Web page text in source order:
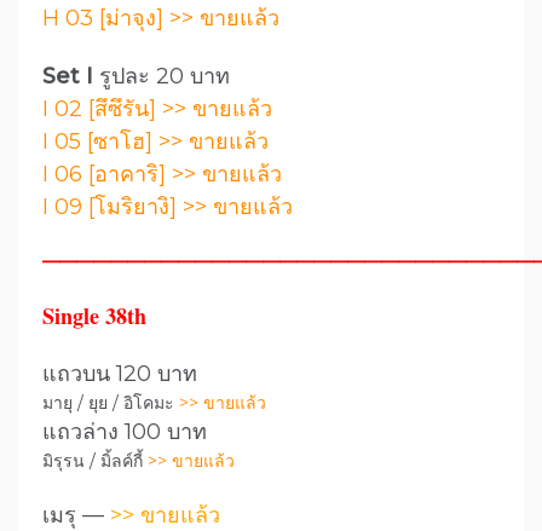
H 03 [ม่าจุง] >> ขายแล้ว
Set I รูปละ 20 บาท
I 02 [สึซึรัน] >> ขายแล้ว
I 05 [ซาโฮ] >> ขายแล้ว
I 06 [อาคาริ] >> ขายแล้ว
I 09 [โมริยางิ] >> ขายแล้ว
Single 38th
แถวบน 120 บาท
มายุ / ยุย / อิโคมะ >> ขายแล้ว
แถวล่าง 100 บาท
มิรุรน / มิ้ลค์กี้ >> ขายแล้ว
เมรุ — >> ขายแล้ว